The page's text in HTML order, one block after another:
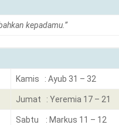
semuanya itu akan
Kamis : Ayub 31 – 32
Jumat : Yeremia 17 – 21
Sabtu : Markus 11 – 12